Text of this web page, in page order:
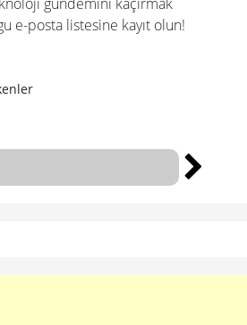
e-posta listesine kayıt olun!